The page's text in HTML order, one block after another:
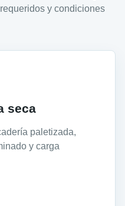
y condiciones
seca
paletizada,
y carga